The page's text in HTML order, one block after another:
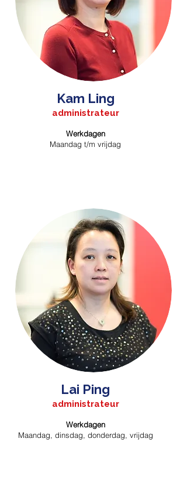
Kam Ling
administrateur
Werkdagen
Maandag t/m vrijdag
Lai Ping
administrateur
Werkdagen
Maandag, dinsdag, donderdag, vrijdag